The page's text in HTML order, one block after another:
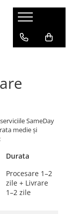
SameDay
medie și
Durata
Procesare 1–2
zile + Livrare
1–2 zile